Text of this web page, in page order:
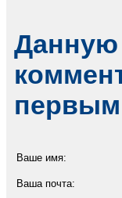
Данную
Ваше имя:
Ваша почта: